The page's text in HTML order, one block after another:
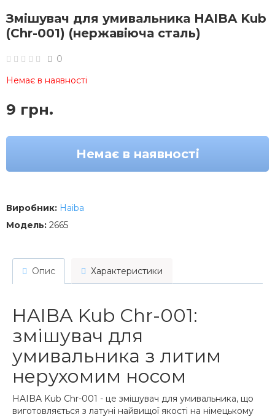
Змішувач для умивальника HAIBA Kub
(Chr-001) (нержавіюча сталь)
0
Немає в наявності
9 грн.
Немає в наявності
Виробник: Haiba
Модель: 2665
Опис Характеристики
HAIBA Kub Chr-001:
змішувач для
умивальника з литим
нерухомим носом
HAIBA Kub Chr-001 - це змішувач для умивальника, що
виготовляється з латуні найвищої якості на німецькому